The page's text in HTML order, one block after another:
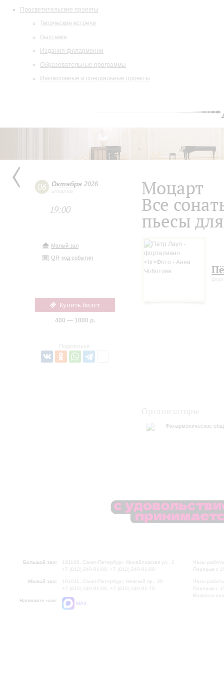
Просветительские проекты
Творческие встречи
Выставки
Издания филармонии
Образовательные программы
Инклюзивные и специальные проекты
06 Октября 2026
вторник
19:00
Малый зал
QR-код события
Купить билет
400 — 1000 р.
Поделиться:
Моцарт
Все
пьесы
Филармоническое
Большой зал:
191186, Санкт-Петербург, Михайловская ул., 2
+7 (812) 240-01-00, +7 (812) 240-01-80
Малый зал:
191011, Санкт-Петербург, Невский пр., 30
+7 (812) 240-01-00, +7 (812) 240-01-70
Напишите нам:
MAX
Часы
Перерыв с
Часы
Перерыв с
Вопросы